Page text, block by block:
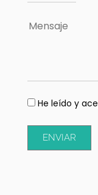
He leído y
ENVIAR